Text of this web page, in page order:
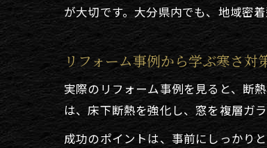
が大切です。大分県内でも、地域密
リフォーム事例から学ぶ寒さ対
実際のリフォーム事例を見ると、断
は、床下断熱を強化し、窓を複層ガ
成功のポイントは、事前にしっかり